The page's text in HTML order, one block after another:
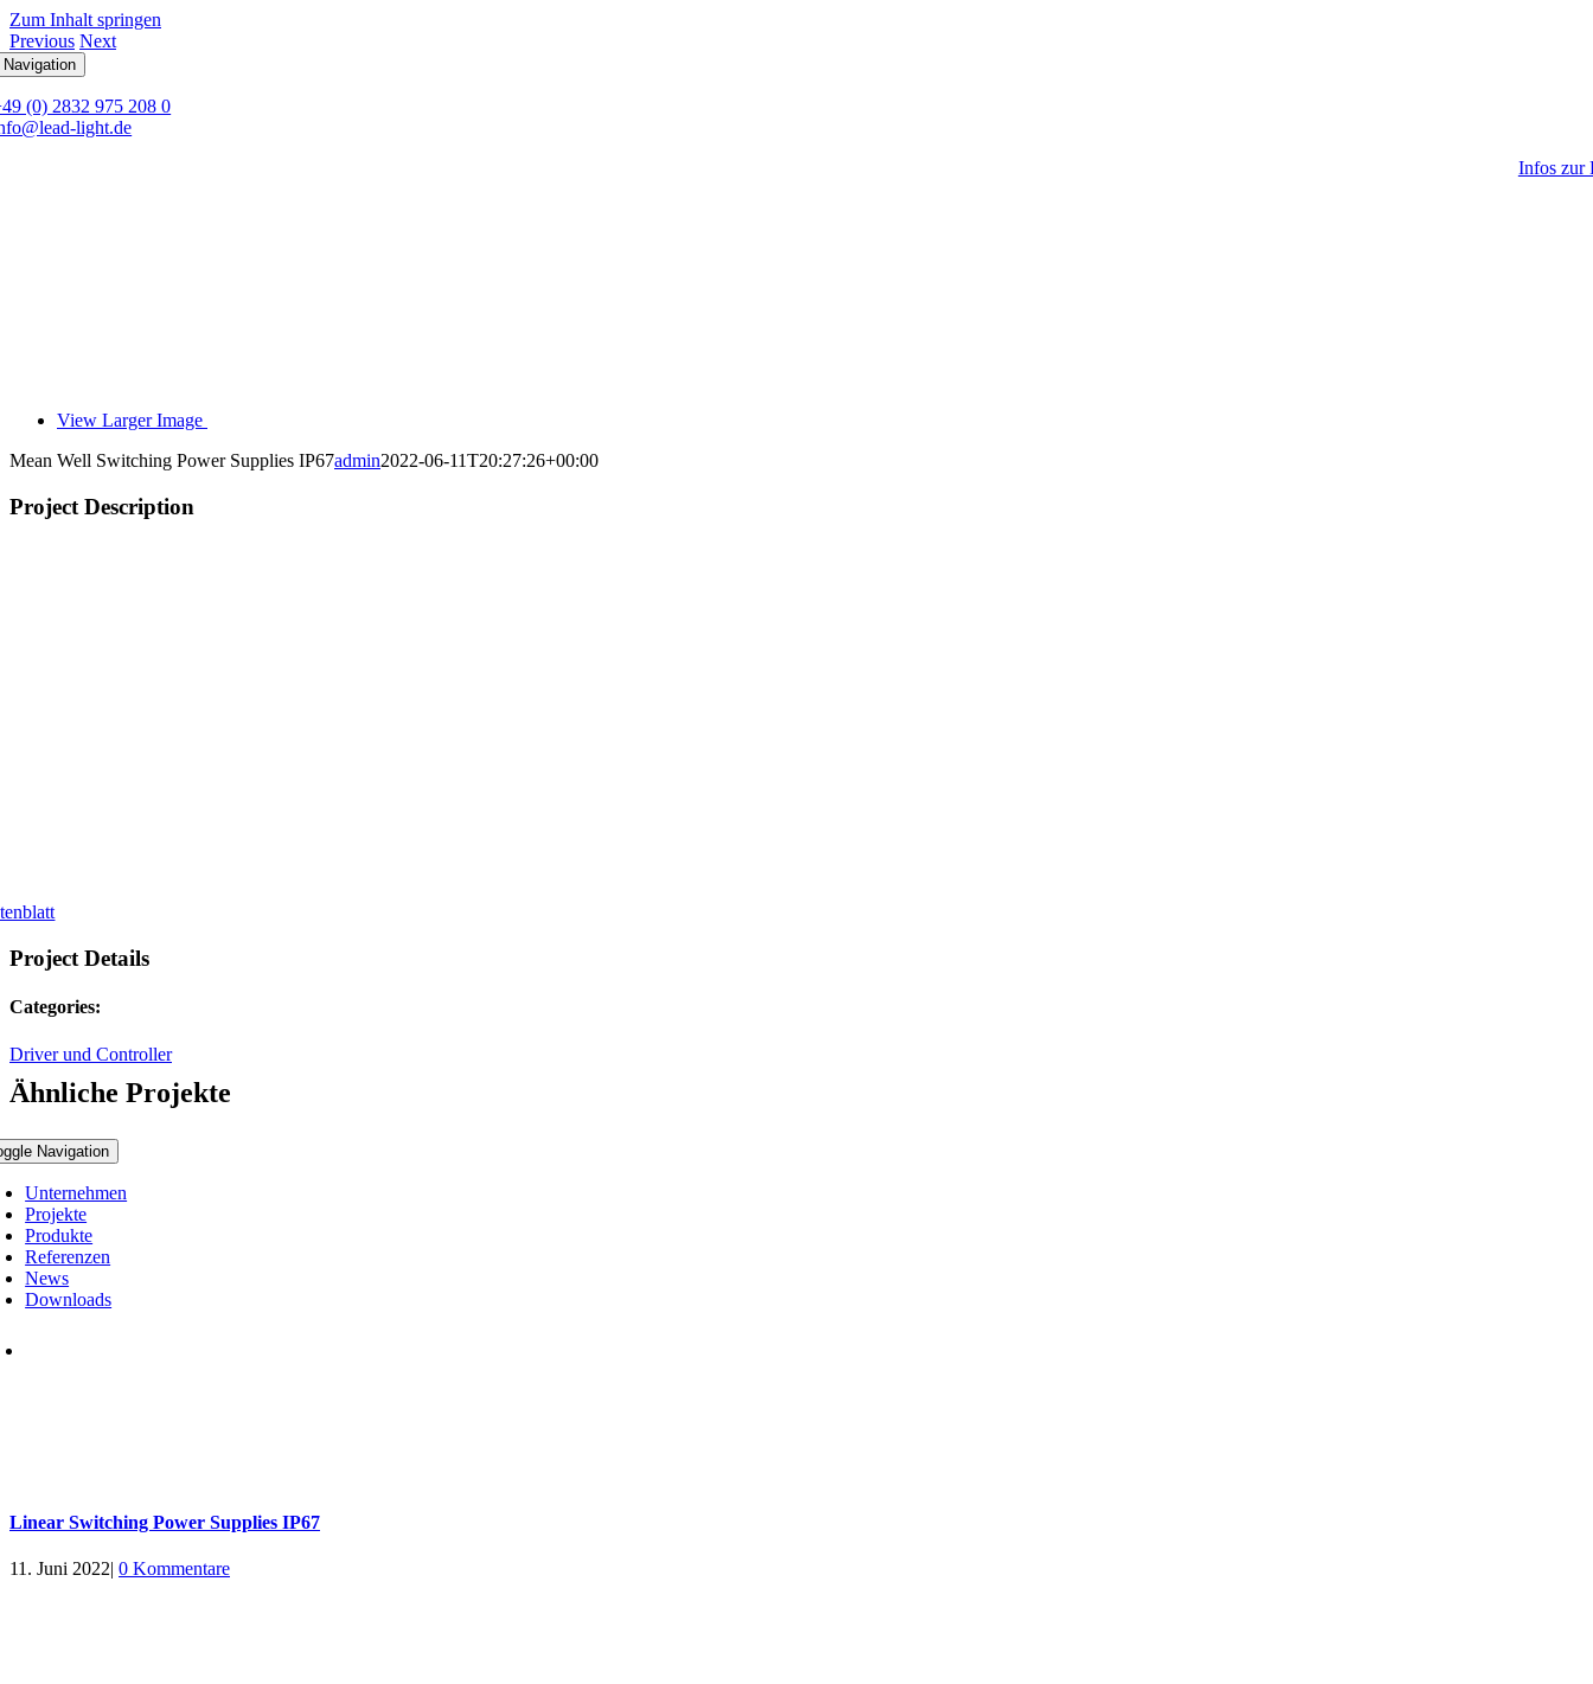
Zum Inhalt springen
Navigation
(0) 2832 975 208 0
light.de
Infos zur
Navigation
Unternehmen
Projekte
Produkte
Referenzen
News
Downloads
Previous Next
View Larger Image
Mean Well Switching Power Supplies IP67admin2022-06-11T20:27:26+00:00
Project Description
Project Details
Categories:
Driver und Controller
Ähnliche Projekte
Linear Switching Power Supplies IP67
11. Juni 2022| 0 Kommentare